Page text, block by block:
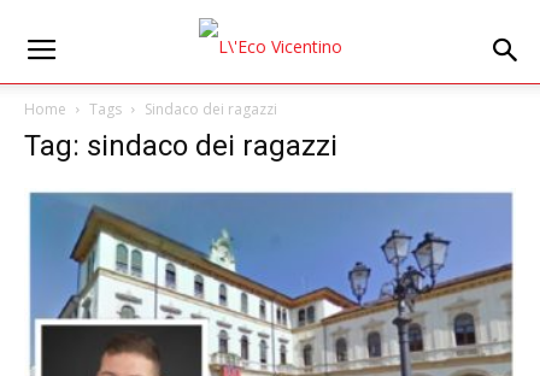
Home Tags Sindaco dei ragazzi
Tag: sindaco dei ragazzi